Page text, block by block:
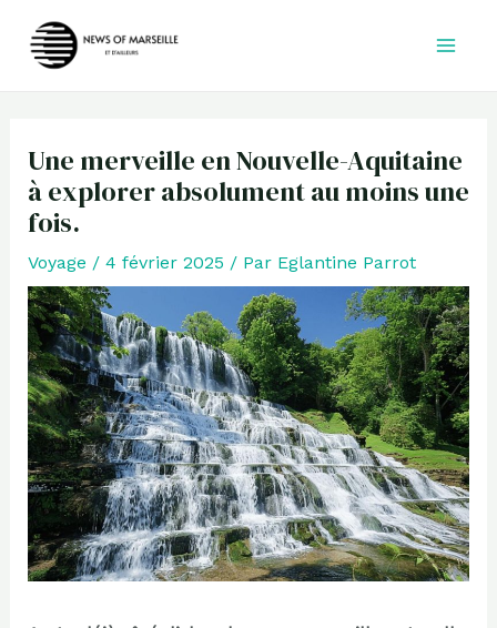
Une merveille en Nouvelle-Aquitaine
à explorer absolument au moins une
fois.
Voyage / 4 février 2025 / Par Eglantine Parrot